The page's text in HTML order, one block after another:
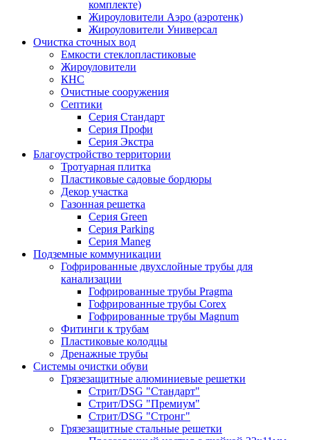
комплекте)
Жироуловители Аэро (аэротенк)
Жироуловители Универсал
Очистка сточных вод
Емкости стеклопластиковые
Жироуловители
КНС
Очистные сооружения
Септики
Серия Стандарт
Серия Профи
Серия Экстра
Благоустройство территории
Тротуарная плитка
Пластиковые садовые бордюры
Декор участка
Газонная решетка
Серия Green
Серия Parking
Серия Maneg
Подземные коммуникации
Гофрированные двухслойные трубы для
канализации
Гофрированные трубы Pragma
Гофрированные трубы Corex
Гофрированные трубы Magnum
Фитинги к трубам
Пластиковые колодцы
Дренажные трубы
Системы очистки обуви
Грязезащитные алюминиевые решетки
Стрит/DSG "Стандарт"
Стрит/DSG "Премиум"
Стрит/DSG "Стронг"
Грязезащитные стальные решетки